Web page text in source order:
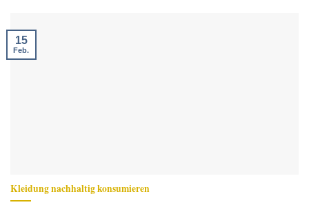
Kleidung nachhaltig konsumieren
15
Feb.